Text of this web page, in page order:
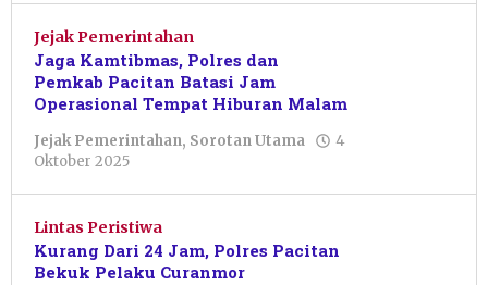
Shalahuddin
Jejak Pemerintahan
Jaga Kamtibmas, Polres dan
Pemkab Pacitan Batasi Jam
Operasional Tempat Hiburan Malam
Jejak Pemerintahan, Sorotan Utama
4
Oktober 2025
Tondo
Lintas Peristiwa
Kurang Dari 24 Jam, Polres Pacitan
Bekuk Pelaku Curanmor